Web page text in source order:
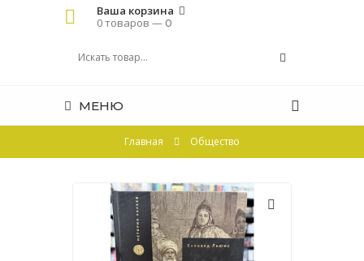
Ваша корзина
0 товаров —0
МЕНЮ
Главная Общество